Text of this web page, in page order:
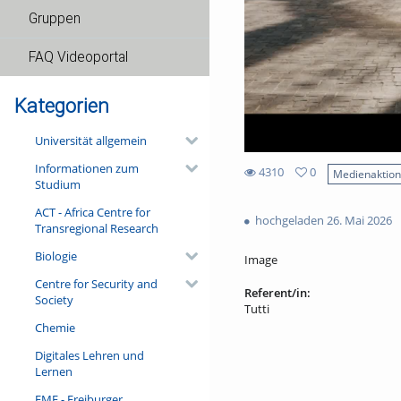
Gruppen
FAQ Videoportal
Kategorien
Universität allgemein
Informationen zum
Studium
ACT - Africa Centre for
Transregional Research
Biologie
Centre for Security and
Society
Chemie
Digitales Lehren und
Lernen
4310
views
0
hochgeladen 26. Mai 2026
Image
Referent/in:
Tutti